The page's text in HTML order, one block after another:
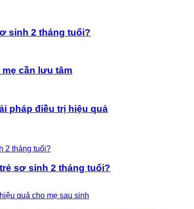
sinh 2 tháng tuổi?
cần lưu tâm
pháp điều trị hiệu quả
sơ sinh 2 tháng tuổi?